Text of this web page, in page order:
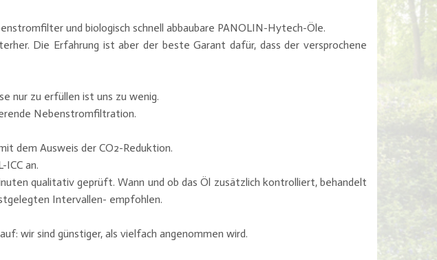
und biologisch schnell abbaubare PANOLIN-Hytech-Öle.
Die Erfahrung ist aber der beste Garant dafür, dass der versprochene
nur zu erfüllen ist uns zu wenig.
Nebenstromfiltration.
dem Ausweis der CO2-Reduktion.
an.
qualitativ geprüft. Wann und ob das Öl zusätzlich kontrolliert, behandelt
Intervallen- empfohlen.
wir sind günstiger, als vielfach angenommen wird.